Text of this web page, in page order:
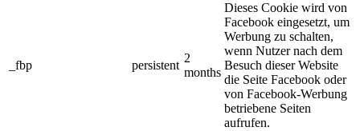
_fbp persistent
2
months
Dieses Cookie wird von
Facebook eingesetzt, um
Werbung zu schalten,
wenn Nutzer nach dem
Besuch dieser Website
die Seite Facebook oder
von Facebook-Werbung
betriebene Seiten
aufrufen.